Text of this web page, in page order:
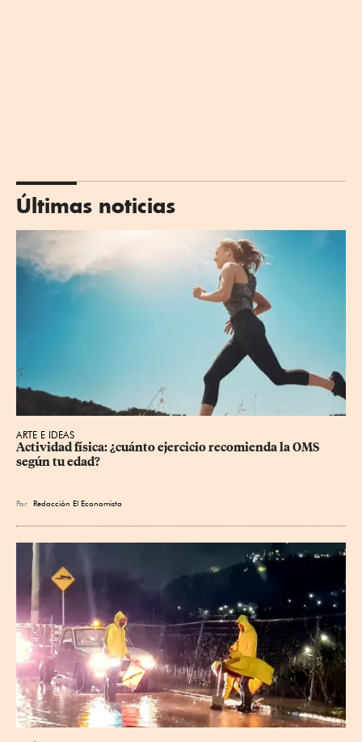
Últimas noticias
ARTE E IDEAS
Actividad física: ¿cuánto ejercicio recomienda la OMS
según tu edad?
Por Redacción El Economista